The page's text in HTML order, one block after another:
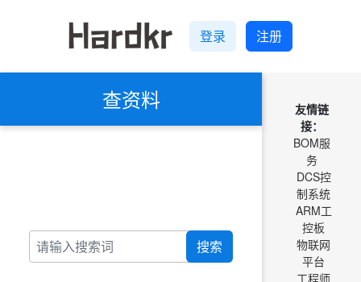
登录 注册
查资料
搜索
友情链
接：
BOM服
务
DCS控
制系统
ARM工
控板
物联网
平台
工程师